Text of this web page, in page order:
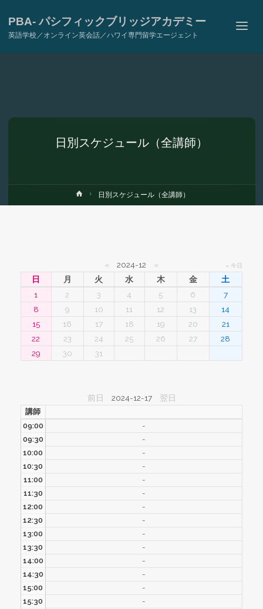
PBA- パシフィックブリッジアカデミー
英語学校／オンライン英会話／ハワイ専門留学エージェント
日別スケジュール（全講師）
ホ
ー
日別スケジュール（全講師）
« 2024-12 » » 今日
日 月 火 水 木 金
土
1
2 3 4 5 6
7
8
9 10 11 12 13
14
15
16 17 18 19 20
21
22
23 24 25 26 27
28
29
30 31
前日 2024-12-17 翌日
講師
09:00
-
09:30
-
10:00
-
10:30
-
11:00
-
11:30
-
12:00
-
12:30
-
13:00
-
13:30
-
14:00
-
14:30
-
15:00
-
15:30
-